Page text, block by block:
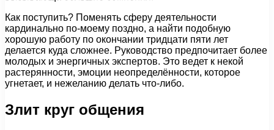
Как поступить? Поменять сферу деятельности
кардинально по-моему поздно, а найти подобную
хорошую работу по окончании тридцати пяти лет
делается куда сложнее. Руководство предпочитает более
молодых и энергичных экспертов. Это ведет к некой
растерянности, эмоции неопределённости, которое
угнетает, и нежеланию делать что-либо.
Злит круг общения